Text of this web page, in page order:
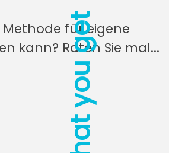
für eigene
kann? Raten Sie mal...
what you get